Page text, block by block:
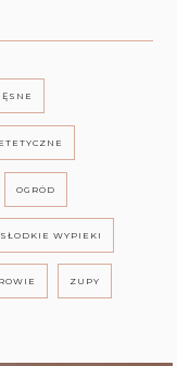
OGRÓD
SŁODKIE WYPIEKI
ZUPY